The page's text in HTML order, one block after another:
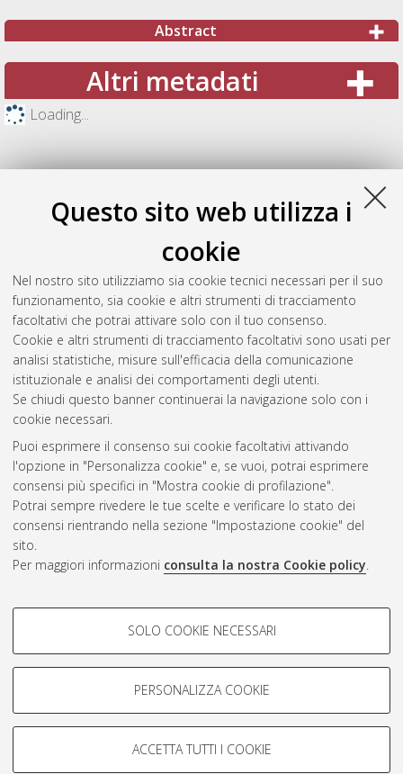
Questo sito web utilizza i
cookie
Nel nostro sito utilizziamo sia cookie tecnici necessari per il suo
funzionamento, sia cookie e altri strumenti di tracciamento
facoltativi che potrai attivare solo con il tuo consenso.
Cookie e altri strumenti di tracciamento facoltativi sono usati per
analisi statistiche, misure sull'efficacia della comunicazione
istituzionale e analisi dei comportamenti degli utenti.
Se chiudi questo banner continuerai la navigazione solo con i
cookie necessari.
Puoi esprimere il consenso sui cookie facoltativi attivando
l'opzione in "Personalizza cookie" e, se vuoi, potrai esprimere
consensi più specifici in "Mostra cookie di profilazione".
Potrai sempre rivedere le tue scelte e verificare lo stato dei
consensi rientrando nella sezione "Impostazione cookie" del
sito.
Per maggiori informazioni consulta la nostra Cookie policy.
COOKIE DI PROFILAZIONE -
Si tratta di cookie utilizzati per analizzare le caratteristiche della
navigazione degli utenti, creare profili in base al loro comportamento
Mostra cookie di profilazione
SOLO COOKIE NECESSARI
PERSONALIZZA COOKIE
ACCETTA TUTTI I COOKIE
Abstract
Altri metadati
Loading...
Gestione del documento:
Atom
Rss 1.0
Rss 2.0
ISSN: 2038-7946
Impostazioni Cookie
Informativa sulla privacy
Condizioni d’uso del sito